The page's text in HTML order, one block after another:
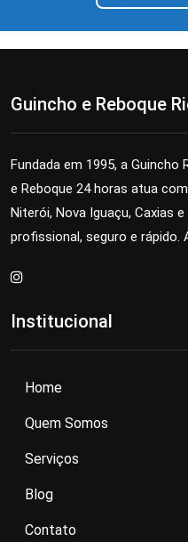
Guincho e Reboque
Fundada em 1995, a Guincho
e Reboque 24 horas atua
Niterói, Nova Iguaçu, Caxias
profissional, seguro e rápido.
Institucional
Home
Quem Somos
Serviços
Blog
Contato